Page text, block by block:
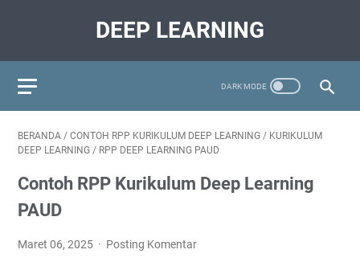
DEEP LEARNING
BERANDA / CONTOH RPP KURIKULUM DEEP LEARNING / KURIKULUM
DEEP LEARNING / RPP DEEP LEARNING PAUD
Contoh RPP Kurikulum Deep Learning
PAUD
Maret 06, 2025 Posting Komentar